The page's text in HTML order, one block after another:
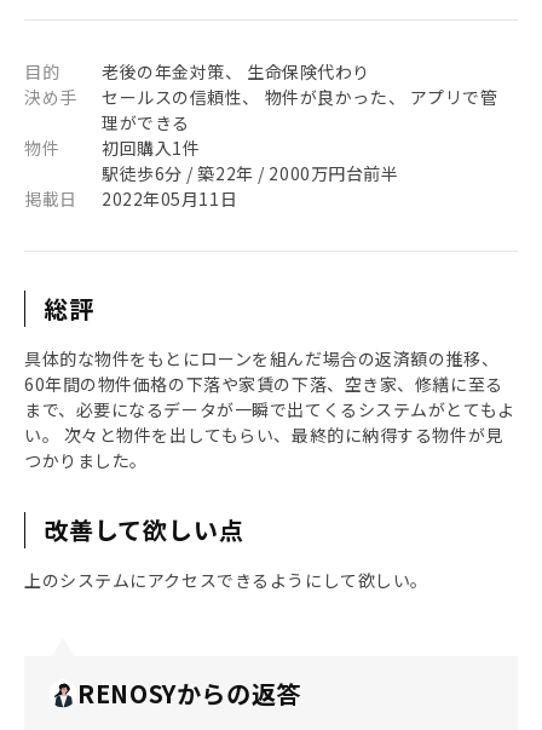
目的
老後の年金対策、 生命保険代わり
決め手
セールスの信頼性、 物件が良かった、 アプリで管
理ができる
物件
初回購入1件
駅徒歩6分 / 築22年 / 2000万円台前半
掲載日
2022年05月11日
総評
具体的な物件をもとにローンを組んだ場合の返済額の推移、
60年間の物件価格の下落や家賃の下落、空き家、修繕に至る
まで、必要になるデータが一瞬で出てくるシステムがとてもよ
い。 次々と物件を出してもらい、最終的に納得する物件が見
つかりました。
改善して欲しい点
上のシステムにアクセスできるようにして欲しい。
RENOSYからの返答